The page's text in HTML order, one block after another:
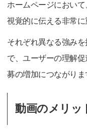
ホームページにおい
視覚的に伝える非常に
それぞれ異なる強み
で、ユーザーの理解
募の増加につながりま
動画のメリッ